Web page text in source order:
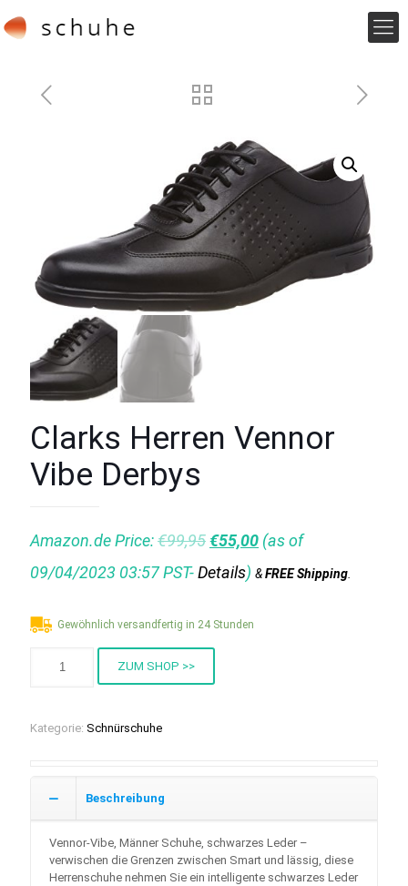
Clarks Herren Vennor
Vibe Derbys
Amazon.de Price:€99,95€55,00 (as of
09/04/2023 03:57 PST-Details) &FREE Shipping
Gewöhnlich versandfertig in 24 Stunden
ZUM SHOP >>
Kategorie: Schnürschuhe
Beschreibung
Vennor-Vibe, Männer Schuhe, schwarzes Leder –
verwischen die Grenzen zwischen Smart und lässig, diese
Herrenschuhe nehmen Sie ein intelligente schwarzes Leder